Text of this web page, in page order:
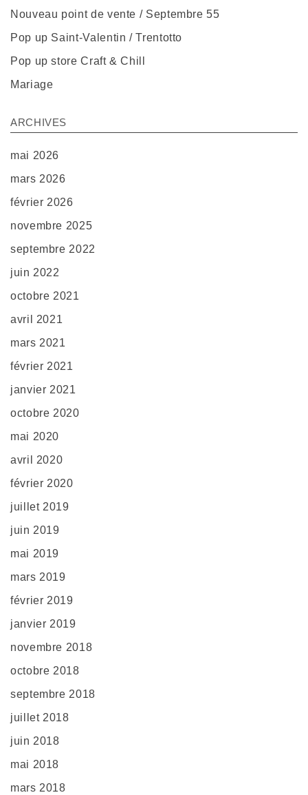
Nouveau point de vente / Septembre 55
Pop up Saint-Valentin / Trentotto
Pop up store Craft & Chill
Mariage
ARCHIVES
mai 2026
mars 2026
février 2026
novembre 2025
septembre 2022
juin 2022
octobre 2021
avril 2021
mars 2021
février 2021
janvier 2021
octobre 2020
mai 2020
avril 2020
février 2020
juillet 2019
juin 2019
mai 2019
mars 2019
février 2019
janvier 2019
novembre 2018
octobre 2018
septembre 2018
juillet 2018
juin 2018
mai 2018
mars 2018